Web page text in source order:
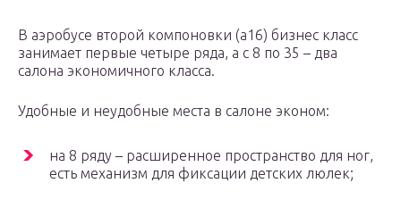
В аэробусе второй компоновки (а16) бизнес класс
занимает первые четыре ряда, а с 8 по 35 – два
салона экономичного класса.
Удобные и неудобные места в салоне эконом:
на 8 ряду – расширенное пространство для ног,
есть механизм для фиксации детских люлек;